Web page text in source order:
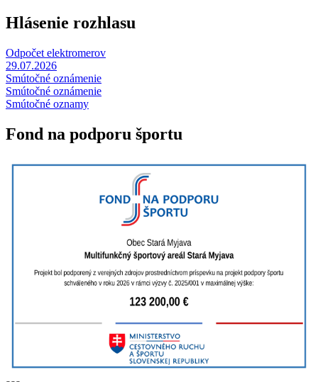
Hlásenie rozhlasu
Odpočet elektromerov
29.07.2026
Smútočné oznámenie
Smútočné oznámenie
Smútočné oznamy
Fond na podporu športu